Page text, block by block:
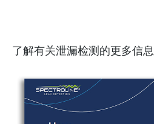
了解有关泄漏检测的更多信息